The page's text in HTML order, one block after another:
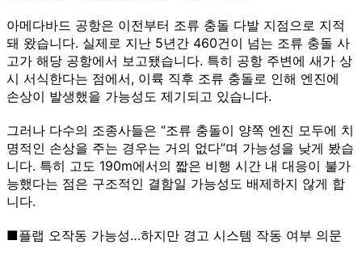
아메다바드 공항은 이전부터 조류 충돌 다발 지점으로 지적
돼 왔습니다. 실제로 지난 5년간 460건이 넘는 조류 충돌 사
고가 해당 공항에서 보고됐습니다. 특히 공항 주변에 새가 상
시 서식한다는 점에서, 이륙 직후 조류 충돌로 인해 엔진에
손상이 발생했을 가능성도 제기되고 있습니다.
그러나 다수의 조종사들은 “조류 충돌이 양쪽 엔진 모두에 치
명적인 손상을 주는 경우는 거의 없다”며 가능성을 낮게 봤습
니다. 특히 고도 190m에서의 짧은 비행 시간 내 대응이 불가
능했다는 점은 구조적인 결함일 가능성도 배제하지 않게 합
니다.
■플랩 오작동 가능성…하지만 경고 시스템 작동 여부 의문